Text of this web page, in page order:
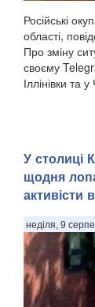
Російські
області,
Про зміну
своєму
Іллінівки та
У столиці
щодня
активісти
неділя, 9